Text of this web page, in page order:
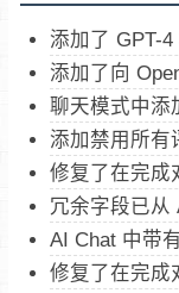
添加了 GPT-
添加了向
聊天模式中添
添加禁用所有
修复了在完成
冗余字段已从
AI Chat 中带
修复了在完成